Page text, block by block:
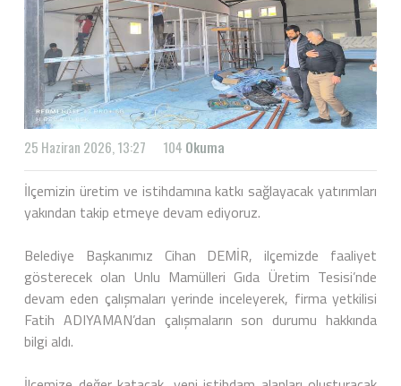
25 Haziran 2026, 13:27 104 Okuma
İlçemizin üretim ve istihdamına katkı sağlayacak yatırımları
yakından takip etmeye devam ediyoruz.
Belediye Başkanımız Cihan DEMİR, ilçemizde faaliyet
gösterecek olan Unlu Mamülleri Gıda Üretim Tesisi’nde
devam eden çalışmaları yerinde inceleyerek, firma yetkilisi
Fatih ADIYAMAN’dan çalışmaların son durumu hakkında
bilgi aldı.